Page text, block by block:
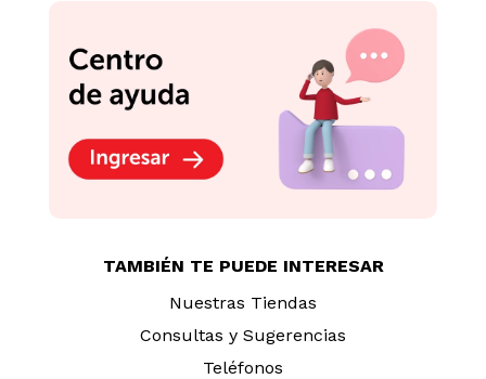
TAMBIÉN TE PUEDE INTERESAR
Nuestras Tiendas
Consultas y Sugerencias
Teléfonos